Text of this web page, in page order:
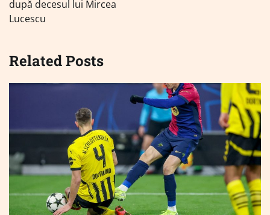
după decesul lui Mircea
Lucescu
Related Posts